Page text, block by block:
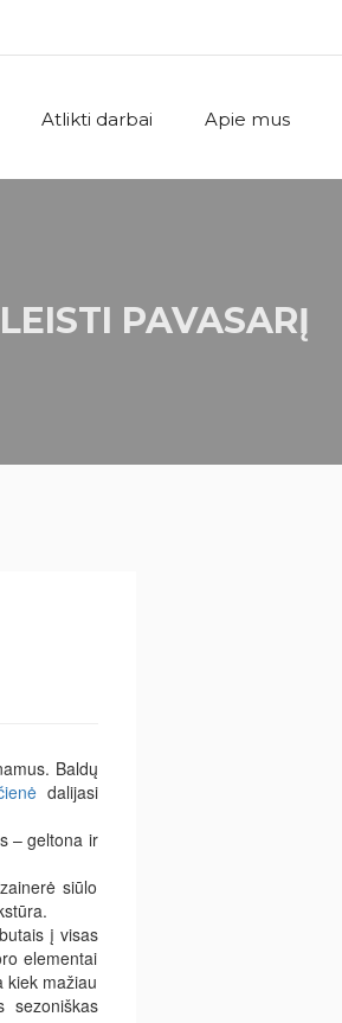
Atlikti darbai Apie mus
PAVASARĮ
Baldų
dalijasi
– geltona ir
siūlo
į visas
elementai
kiek mažiau
sezoniškas